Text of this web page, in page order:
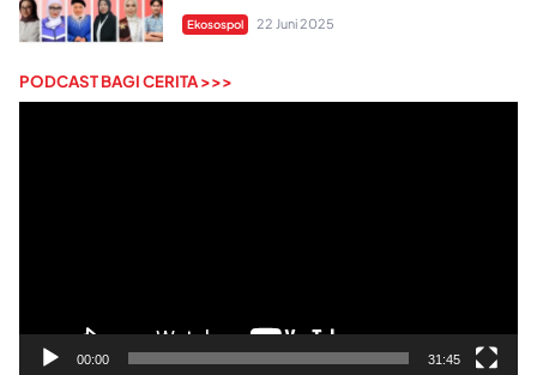
Ekosospol 22 Juni 2025
PODCAST BAGI CERITA >>>
00:00 31:45